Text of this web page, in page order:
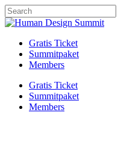
Skip
to
content
Close
Menu
Gratis Ticket
Summitpaket
Members
Gratis Ticket
Summitpaket
Members